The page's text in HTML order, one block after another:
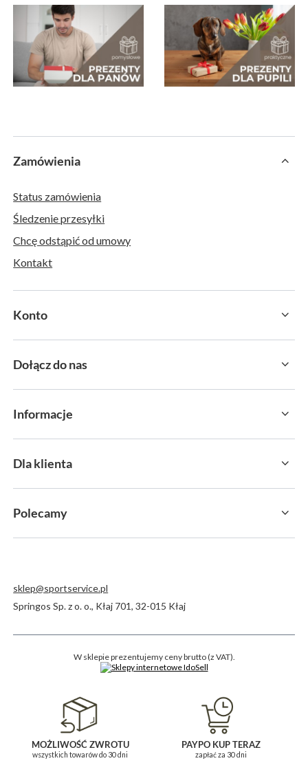
Zamówienia
Status zamówienia
Śledzenie przesyłki
Chcę odstąpić od umowy
Kontakt
Konto
Dołącz do nas
Informacje
Dla klienta
Polecamy
sklep@sportservice.pl
Springos Sp. z o. o., Kłaj 701,32-015 Kłaj
W sklepie prezentujemy ceny brutto (z VAT).
MOŻLIWOŚĆ ZWROTU
wszystkich towarów do 30 dni
PAYPO KUP TERAZ
zapłać za 30 dni